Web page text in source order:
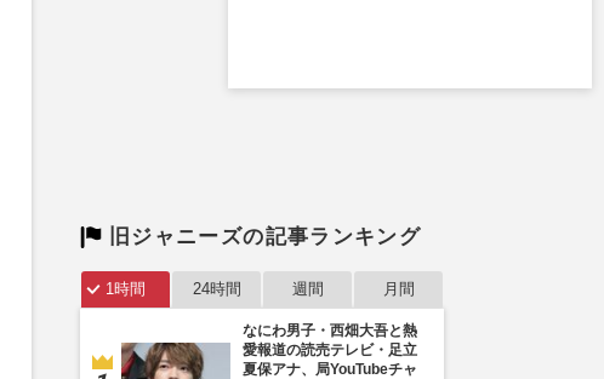
旧ジャニーズの記事ランキング
1時間 24時間 週間 月間
なにわ男子・西畑大吾と熱
愛報道の読売テレビ・足立
夏保アナ、局YouTubeチャ